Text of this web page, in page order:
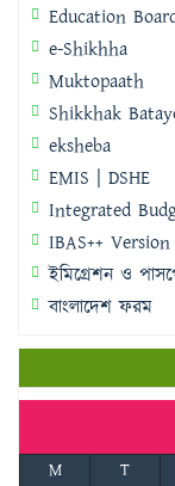
Education
e-Shikhha
Muktopaath
Shikkhak
eksheba
EMIS | DSHE
Integrated
IBAS++
ইমিগ্রেশন ও
বাংলাদেশ ফরম
M
T